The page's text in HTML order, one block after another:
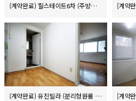
(계약완료) 힐스테이트6차 (주방분리원룸 1000/70/9)
(계약완료) 유진빌라 (분리형원룸 5000/43/8)